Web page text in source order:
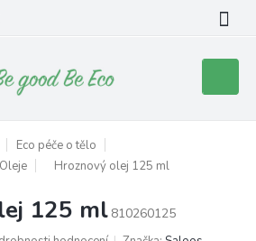
košík
Eco péče o tělo
Oleje Hroznový olej 125 ml
125 ml 810260125